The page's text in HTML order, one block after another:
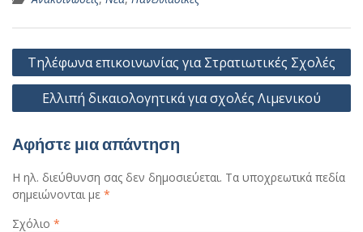
Πλοήγηση
άρθρων
Τηλέφωνα επικοινωνίας για Στρατιωτικές Σχολές
Ελλιπή δικαιολογητικά για σχολές Λιμενικού
Αφήστε μια απάντηση
Η ηλ. διεύθυνση σας δεν δημοσιεύεται. Τα υποχρεωτικά πεδία
σημειώνονται με *
Σχόλιο *